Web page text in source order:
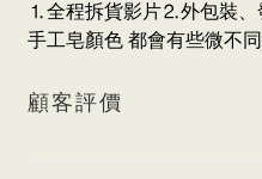
⒈全程拆貨影片⒉外包裝、
手工皂顏色 都會有些微不
顧客評價